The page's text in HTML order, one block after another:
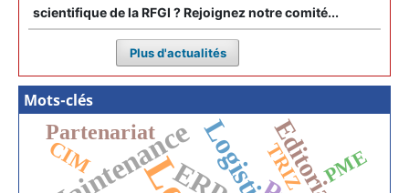
scientifique de la RFGI ? Rejoignez notre comité...
Plus d'actualités
Mots-clés
Maintenance Editorial
Partenariat
CIM TRIZ PME